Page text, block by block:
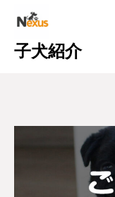
子犬紹介